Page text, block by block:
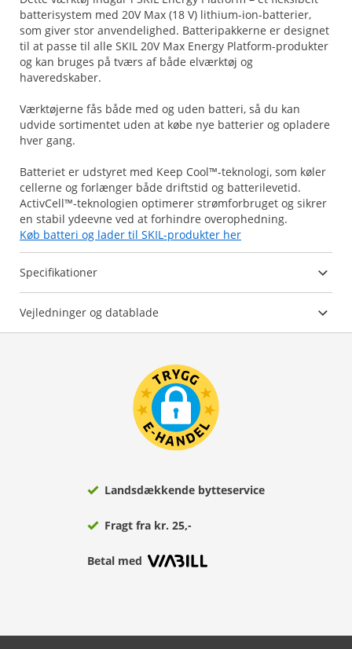
batterisystem med 20V Max (18 V) lithium-ion-batterier,
som giver stor anvendelighed. Batteripakkerne er designet
til at passe til alle SKIL 20V Max Energy Platform-produkter
og kan bruges på tværs af både elværktøj og
haveredskaber.
Værktøjerne fås både med og uden batteri, så du kan
udvide sortimentet uden at købe nye batterier og opladere
hver gang.
Batteriet er udstyret med Keep Cool™-teknologi, som køler
cellerne og forlænger både driftstid og batterilevetid.
ActivCell™-teknologien optimerer strømforbruget og sikrer
Køb batteri og lader til SKIL-produkter her
Specifikationer
Vejledninger og datablade
Landsdækkende bytteservice
Fragt fra kr. 25,-
Betal med